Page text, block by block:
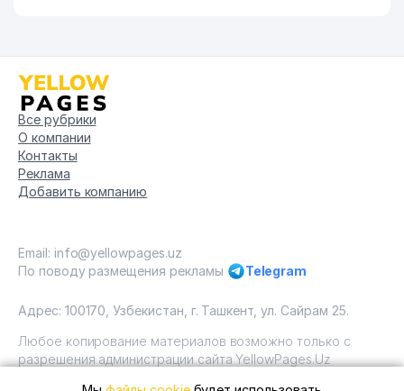
Все рубрики
О компании
Контакты
Реклама
Добавить компанию
Email: info@yellowpages.uz
По поводу размещения рекламы
Telegram
Адрес: 100170, Узбекистан, г. Ташкент, ул. Сайрам 25.
Любое копирование материалов возможно только с
разрешения администрации сайта YellowPages.Uz